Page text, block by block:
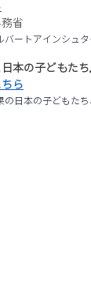
省
バートアインシュ
本の子どもたち
ちら
日本の子どもた